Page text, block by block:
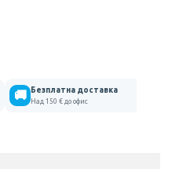
🚚 Безплатна доставка
Над 150 € до офис